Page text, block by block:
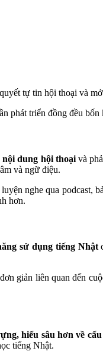
tự tin hội thoại và
phát triển đồng đều
dung hội thoạivà
và ngữ điệu.
nghe qua podcast,
hơn.
sử dụng tiếng Nhật
giản liên quan đến
hiểu sâu hơn về
tiếng Nhật.